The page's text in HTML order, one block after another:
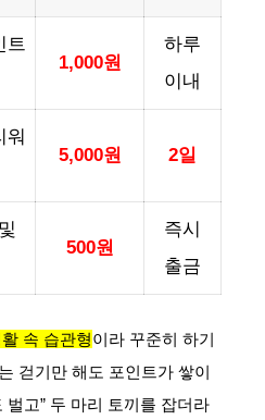
트
1,000원
하루
이내
워
5,000원 2일
500원
즉시
출금
속 습관형이라 꾸준히 하기
걷기만 해도 포인트가 쌓이
벌고” 두 마리 토끼를 잡더라